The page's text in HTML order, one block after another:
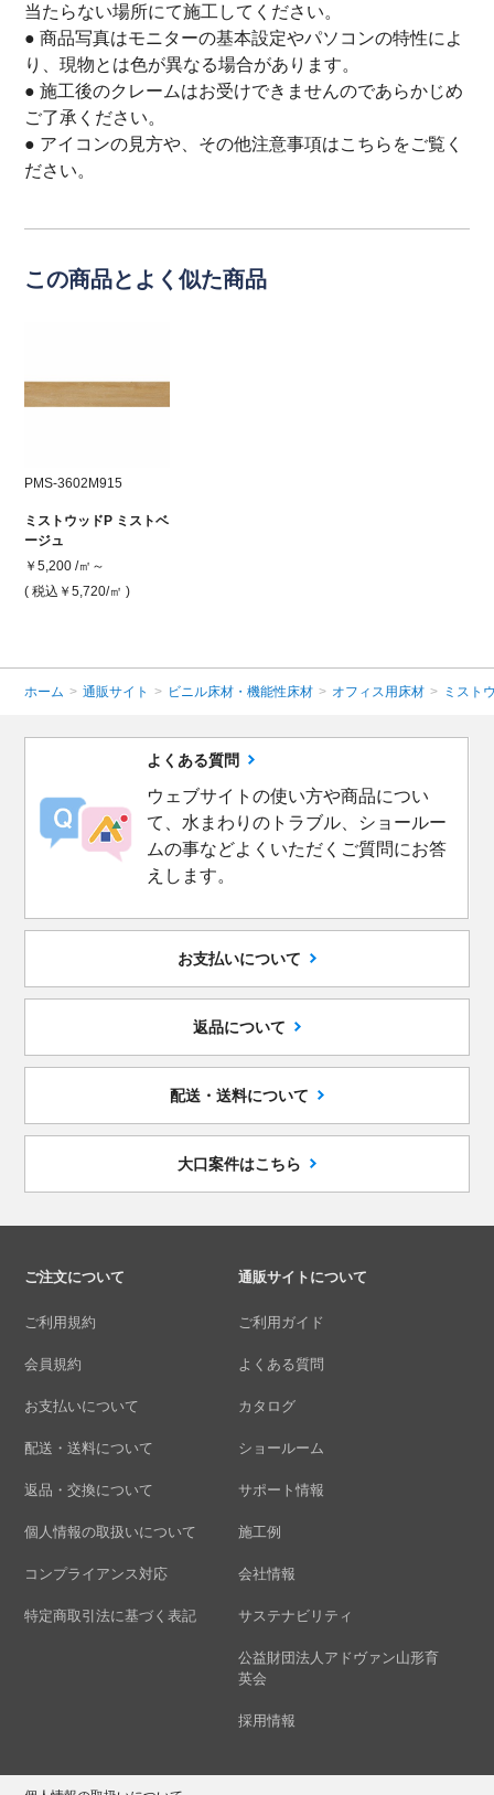
当たらない場所にて施工してください。
● 商品写真はモニターの基本設定やパソコンの特性によ
り、現物とは色が異なる場合があります。
● 施工後のクレームはお受けできませんのであらかじめ
ご了承ください。
● アイコンの見方や、その他注意事項はこちら をご覧く
ださい。
この商品とよく似た商品
PMS-3602M915
ミストウッドP ミストベ
ージュ
￥5,200 /㎡～
( 税込￥5,720/㎡ )
ホーム > 通販サイト > ビニル床材・機能性床材 > オフィス用床材 > ミスト
よくある質問
ウェブサイトの使い方や商品につい
て、水まわりのトラブル、ショールー
ムの事などよくいただくご質問にお答
えします。
お支払いについて
返品について
配送・送料について
大口案件はこちら
ご注文について
ご利用規約
会員規約
お支払いについて
配送・送料について
返品・交換について
個人情報の取扱いについて
コンプライアンス対応
特定商取引法に基づく表記
通販サイトについて
ご利用ガイド
よくある質問
カタログ
ショールーム
サポート情報
施工例
会社情報
サステナビリティ
公益財団法人アドヴァン山形育
英会
採用情報